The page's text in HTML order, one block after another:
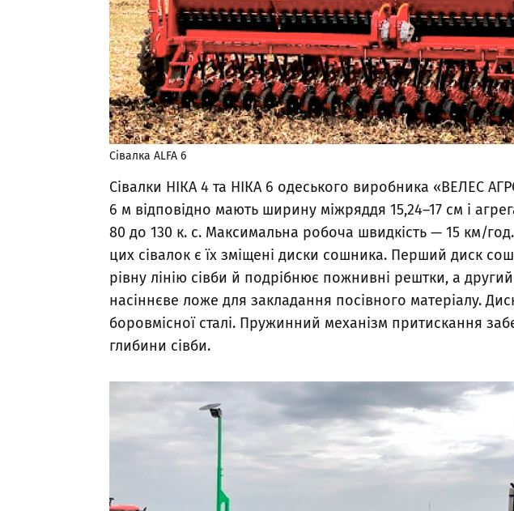
Сівалка ALFA 6
Сівалки НІКА 4 та НІКА 6 одеського виробника «ВЕЛЕС
6 м відповідно мають ширину міжряддя 15,24–17 см і
80 до 130 к. с. Максимальна робоча швидкість — 15 км/
цих сівалок є їх зміщені диски сошника. Перший диск
рівну лінію сівби й подрібнює пожнивні рештки, а
насіннєве ложе для закладання посівного матеріалу.
боровмісної сталі. Пружинний механізм притискання
глибини сівби.